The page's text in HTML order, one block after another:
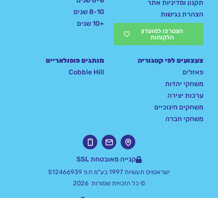
תקנון ומדיניות אתר
הצהרת נגישות
הצטרפו למועדון
הלקוחות
8-10 שנים
+10 שנים
צעצועים לפי קטגוריה
פאזלים
משחקי יהדות
ערכות יצירה
משחקים חינוכיים
משחקי חברה
מותגים פופולאריים
Cobble Hill
קנייה מאובטחת SSL
ישראטויס תעשיות 1997 בע"מ ח.פ 512466939
© כל הזכויות שמורות 2026